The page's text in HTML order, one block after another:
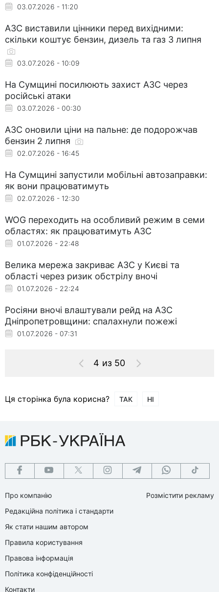
03.07.2026 - 11:20
АЗС виставили цінники перед вихідними:
скільки коштує бензин, дизель та газ 3 липня
03.07.2026 - 10:09
На Сумщині посилюють захист АЗС через
російські атаки
03.07.2026 - 00:30
АЗС оновили ціни на пальне: де подорожчав
бензин 2 липня
02.07.2026 - 16:45
На Сумщині запустили мобільні автозаправки:
як вони працюватимуть
02.07.2026 - 12:30
WOG переходить на особливий режим в семи
областях: як працюватимуть АЗС
01.07.2026 - 22:48
Велика мережа закриває АЗС у Києві та
області через ризик обстрілу вночі
01.07.2026 - 22:24
Росіяни вночі влаштували рейд на АЗС
Дніпропетровщини: спалахнули пожежі
01.07.2026 - 07:31
4 из 50
Ця сторінка була корисна? ТАК НІ
Про компанію
Редакційна політика і стандарти
Як стати нашим автором
Правила користування
Правова інформація
Політика конфіденційності
Контакти
Розмістити рекламу